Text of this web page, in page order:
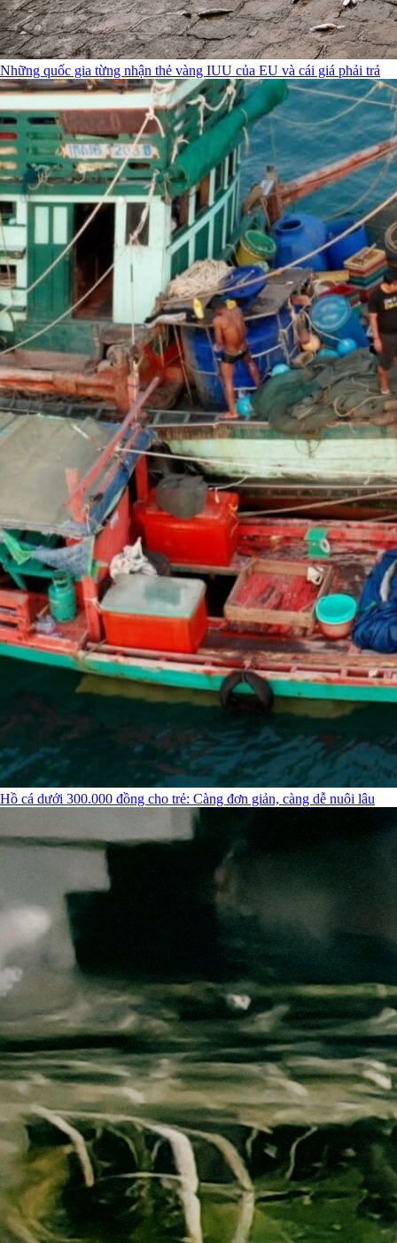
Những quốc gia từng nhận thẻ vàng IUU của EU và cái giá phải trả
Hồ cá dưới 300.000 đồng cho trẻ: Càng đơn giản, càng dễ nuôi lâu